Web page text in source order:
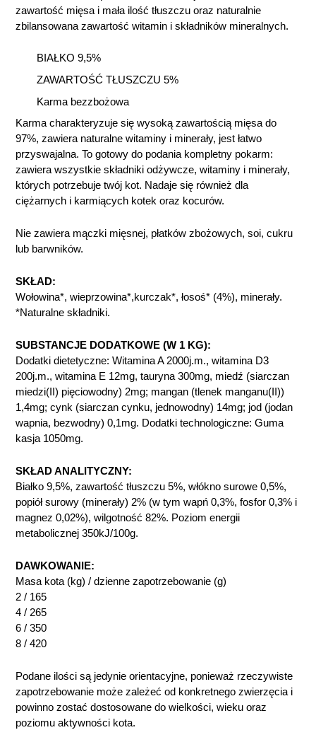
zawartość mięsa i mała ilość tłuszczu oraz naturalnie
zbilansowana zawartość witamin i składników mineralnych.
BIAŁKO 9,5%
ZAWARTOŚĆ TŁUSZCZU 5%
Karma bezzbożowa
Karma charakteryzuje się wysoką zawartością mięsa do
97%, zawiera naturalne witaminy i minerały, jest łatwo
przyswajalna. To gotowy do podania kompletny pokarm:
zawiera wszystkie składniki odżywcze, witaminy i minerały,
których potrzebuje twój kot. Nadaje się również dla
ciężarnych i karmiących kotek oraz kocurów.
Nie zawiera mączki mięsnej, płatków zbożowych, soi, cukru
lub barwników.
SKŁAD:
Wołowina*, wieprzowina*,kurczak*, łosoś* (4%), minerały.
*Naturalne składniki.
SUBSTANCJE DODATKOWE (W 1 KG):
Dodatki dietetyczne: Witamina A 2000j.m., witamina D3
200j.m., witamina E 12mg, tauryna 300mg, miedź (siarczan
miedzi(II) pięciowodny) 2mg; mangan (tlenek manganu(II))
1,4mg; cynk (siarczan cynku, jednowodny) 14mg; jod (jodan
wapnia, bezwodny) 0,1mg. Dodatki technologiczne: Guma
kasja 1050mg.
SKŁAD ANALITYCZNY:
Białko 9,5%, zawartość tłuszczu 5%, włókno surowe 0,5%,
popiół surowy (minerały) 2% (w tym wapń 0,3%, fosfor 0,3% i
magnez 0,02%), wilgotność 82%. Poziom energii
metabolicznej 350kJ/100g.
DAWKOWANIE:
Masa kota (kg) / dzienne zapotrzebowanie (g)
2 / 165
4 / 265
6 / 350
8 / 420
Podane ilości są jedynie orientacyjne, ponieważ rzeczywiste
zapotrzebowanie może zależeć od konkretnego zwierzęcia i
powinno zostać dostosowane do wielkości, wieku oraz
poziomu aktywności kota.